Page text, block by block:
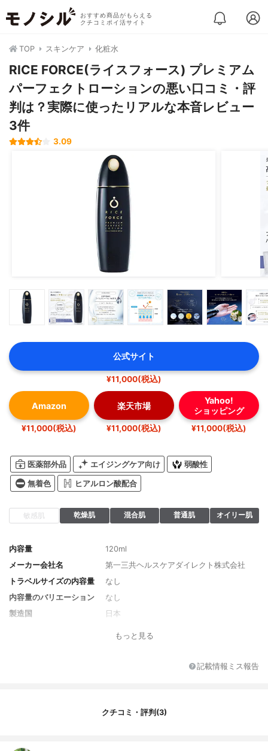
おすすめ商品がもらえる
クチコミポイ活サイト
TOP スキンケア 化粧水
RICE FORCE(ライスフォース) プレミアム
パーフェクトローションの悪い口コミ・評
判は？実際に使ったリアルな本音レビュー
3件
3.09
公式サイト
¥11,000(税込)
Amazon
¥11,000(税込)
楽天市場
¥11,000(税込)
Yahoo!
ショッピング
¥11,000(税込)
医薬部外品 エイジングケア向け 弱酸性
無着色 ヒアルロン酸配合
敏感肌 乾燥肌 混合肌 普通肌 オイリー肌
内容量
120ml
メーカー会社名
第一三共ヘルスケアダイレクト株式会社
トラベルサイズの内容量
なし
内容量のバリエーション
なし
製造国
日本
ライスパワーNo.１１α、グリチルリチン酸
ン酸Ｎａ－２、植物性スクワラン、天然ビ
もっと見る
記載情報ミス報告
クチコミ・評判(3)